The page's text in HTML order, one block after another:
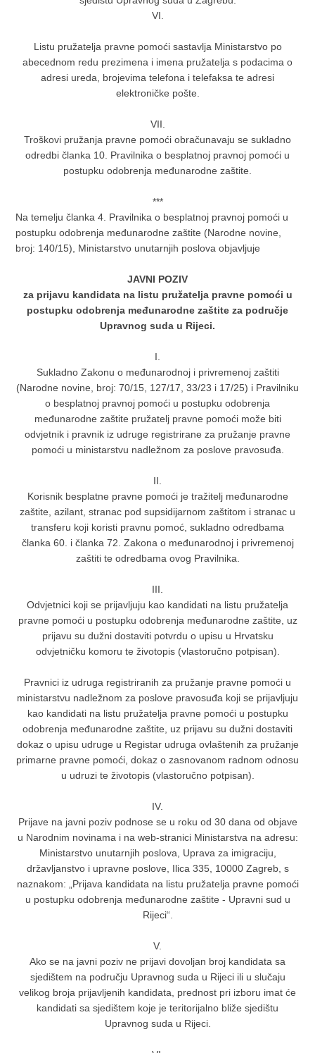
VI.
Listu pružatelja pravne pomoći sastavlja Ministarstvo po
abecednom redu prezimena i imena pružatelja s podacima o
adresi ureda, brojevima telefona i telefaksa te adresi
elektroničke pošte.
VII.
Troškovi pružanja pravne pomoći obračunavaju se sukladno
odredbi članka 10. Pravilnika o besplatnoj pravnoj pomoći u
postupku odobrenja međunarodne zaštite.
***
Na temelju članka 4. Pravilnika o besplatnoj pravnoj pomoći u
postupku odobrenja međunarodne zaštite (Narodne novine,
broj: 140/15), Ministarstvo unutarnjih poslova objavljuje
JAVNI POZIV
za prijavu kandidata na listu pružatelja pravne pomoći u
postupku odobrenja međunarodne zaštite za područje
Upravnog suda u Rijeci.
I.
Sukladno Zakonu o međunarodnoj i privremenoj zaštiti
(Narodne novine, broj: 70/15, 127/17, 33/23 i 17/25) i Pravilniku
o besplatnoj pravnoj pomoći u postupku odobrenja
međunarodne zaštite pružatelj pravne pomoći može biti
odvjetnik i pravnik iz udruge registrirane za pružanje pravne
pomoći u ministarstvu nadležnom za poslove pravosuđa.
II.
Korisnik besplatne pravne pomoći je tražitelj međunarodne
zaštite, azilant, stranac pod supsidijarnom zaštitom i stranac u
transferu koji koristi pravnu pomoć, sukladno odredbama
članka 60. i članka 72. Zakona o međunarodnoj i privremenoj
zaštiti te odredbama ovog Pravilnika.
III.
Odvjetnici koji se prijavljuju kao kandidati na listu pružatelja
pravne pomoći u postupku odobrenja međunarodne zaštite, uz
prijavu su dužni dostaviti potvrdu o upisu u Hrvatsku
odvjetničku komoru te životopis (vlastoručno potpisan).
Pravnici iz udruga registriranih za pružanje pravne pomoći u
ministarstvu nadležnom za poslove pravosuđa koji se prijavljuju
kao kandidati na listu pružatelja pravne pomoći u postupku
odobrenja međunarodne zaštite, uz prijavu su dužni dostaviti
dokaz o upisu udruge u Registar udruga ovlaštenih za pružanje
primarne pravne pomoći, dokaz o zasnovanom radnom odnosu
u udruzi te životopis (vlastoručno potpisan).
IV.
Prijave na javni poziv podnose se u roku od 30 dana od objave
u Narodnim novinama i na web-stranici Ministarstva na adresu:
Ministarstvo unutarnjih poslova, Uprava za imigraciju,
državljanstvo i upravne poslove, Ilica 335, 10000 Zagreb, s
naznakom: „Prijava kandidata na listu pružatelja pravne pomoći
u postupku odobrenja međunarodne zaštite - Upravni sud u
Rijeci“.
V.
Ako se na javni poziv ne prijavi dovoljan broj kandidata sa
sjedištem na području Upravnog suda u Rijeci ili u slučaju
velikog broja prijavljenih kandidata, prednost pri izboru imat će
kandidati sa sjedištem koje je teritorijalno bliže sjedištu
Upravnog suda u Rijeci.